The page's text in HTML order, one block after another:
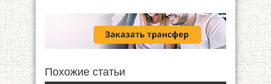
Похожие статьи